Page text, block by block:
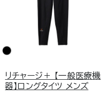
リチャージ＋ 【一般医療機
器】ロングタイツ メンズ